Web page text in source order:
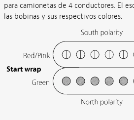
para camionetas de 4 conductores. El
las bobinas y sus respectivos colores.